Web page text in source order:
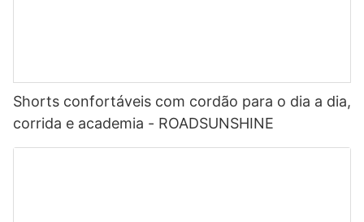
Shorts confortáveis ​​com cordão para o dia a dia,
corrida e academia - ROADSUNSHINE